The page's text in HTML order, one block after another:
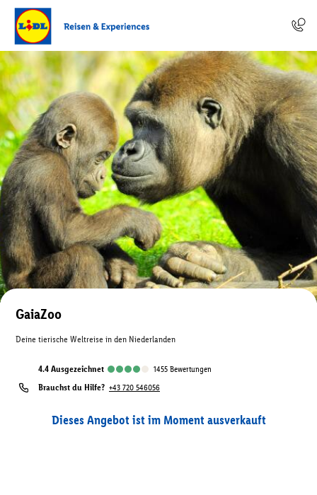
GaiaZoo
Deine tierische Weltreise in den Niederlanden
4.4 ausgezeichnet 1455 Bewertungen
Brauchst du Hilfe? +43 720 546056
Dieses Angebot ist im Moment ausverkauft